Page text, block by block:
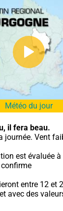
Météo du jour
il fera beau.
journée. Vent
est évaluée à
entre 12 et
avec des